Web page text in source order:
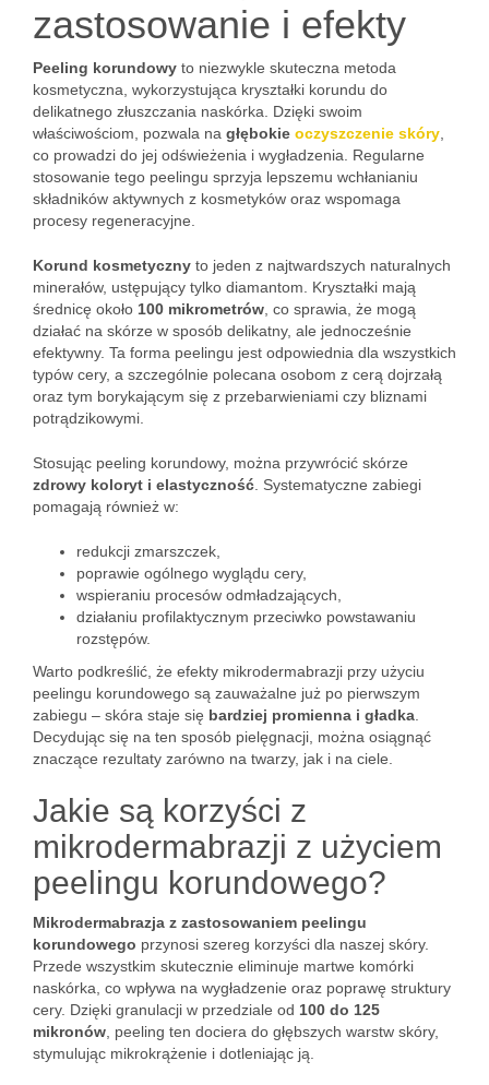
zastosowanie i efekty
Peeling korundowy to niezwykle skuteczna metoda
kosmetyczna, wykorzystująca kryształki korundu do
delikatnego złuszczania naskórka. Dzięki swoim
właściwościom, pozwala na głębokie oczyszczenie skóry
co prowadzi do jej odświeżenia i wygładzenia. Regularne
stosowanie tego peelingu sprzyja lepszemu wchłanianiu
składników aktywnych z kosmetyków oraz wspomaga
procesy regeneracyjne.
Korund kosmetyczny to jeden z najtwardszych naturalnych
minerałów, ustępujący tylko diamantom. Kryształki mają
średnicę około 100 mikrometrów , co sprawia, że mogą
działać na skórze w sposób delikatny, ale jednocześnie
efektywny. Ta forma peelingu jest odpowiednia dla wszystkich
typów cery, a szczególnie polecana osobom z cerą dojrzałą
oraz tym borykającym się z przebarwieniami czy bliznami
potrądzikowymi.
Stosując peeling korundowy, można przywrócić skórze
zdrowy koloryt i elastyczność . Systematyczne zabiegi
pomagają również w:
redukcji zmarszczek,
poprawie ogólnego wyglądu cery,
wspieraniu procesów odmładzających,
działaniu profilaktycznym przeciwko powstawaniu
rozstępów.
Warto podkreślić, że efekty mikrodermabrazji przy użyciu
peelingu korundowego są zauważalne już po pierwszym
zabiegu – skóra staje się bardziej promienna i gładka
Decydując się na ten sposób pielęgnacji, można osiągnąć
znaczące rezultaty zarówno na twarzy, jak i na ciele.
Jakie są korzyści z
mikrodermabrazji z użyciem
peelingu korundowego?
Mikrodermabrazja z zastosowaniem peelingu
korundowego przynosi szereg korzyści dla naszej skóry.
Przede wszystkim skutecznie eliminuje martwe komórki
naskórka, co wpływa na wygładzenie oraz poprawę struktury
cery. Dzięki granulacji w przedziale od 100 do 125
mikronów , peeling ten dociera do głębszych warstw skóry,
stymulując mikrokrążenie i dotleniając ją.